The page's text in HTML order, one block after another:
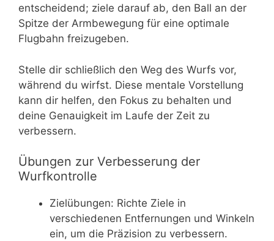
entscheidend; ziele darauf ab, den Ball an der
Spitze der Armbewegung für eine optimale
Flugbahn freizugeben.
Stelle dir schließlich den Weg des Wurfs vor,
während du wirfst. Diese mentale Vorstellung
kann dir helfen, den Fokus zu behalten und
deine Genauigkeit im Laufe der Zeit zu
verbessern.
Übungen zur Verbesserung der
Wurfkontrolle
Zielübungen: Richte Ziele in
verschiedenen Entfernungen und Winkeln
ein, um die Präzision zu verbessern.